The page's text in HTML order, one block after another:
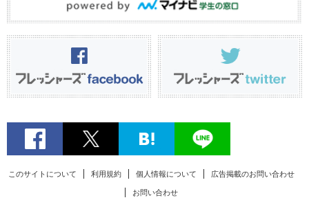
このサイトについて 利用規約 個人情報について 広告掲載のお問い合わせ
お問い合わせ